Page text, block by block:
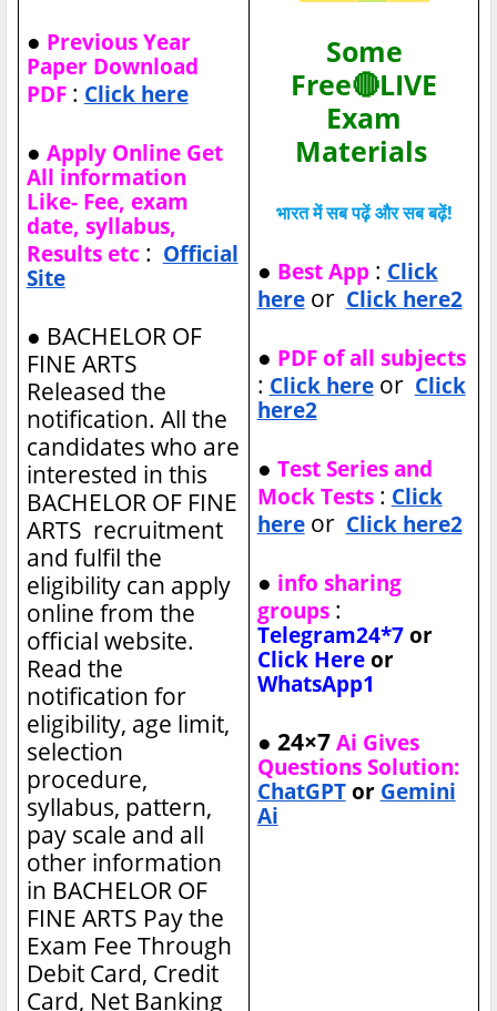
● Previous Year
Paper Download
PDF: Click here
● Apply Online Get
All information
Like- Fee, exam
date, syllabus,
Results etc : Official
Site
● BACHELOR OF
FINE ARTS
Released the
notification. All the
candidates who are
interested in this
BACHELOR OF FINE
ARTS recruitment
and fulfil the
eligibility can apply
online from the
official website.
Read the
notification for
eligibility, age limit,
selection
procedure,
syllabus, pattern,
pay scale and all
other information
in BACHELOR OF
FINE ARTS Pay the
Exam Fee Through
Debit Card, Credit
Card, Net Banking
Some
Free🔴LIVE
Exam
Materials
भारत में सब पढ़ें और सब बढ़ें!
● Best App: Click
hereor Click here2
● PDF of all subjects
: Click hereor Click
here2
● Test Series and
Mock Tests: Click
hereor Click here2
● info sharing
groups:
Telegram24*7 or
Click Here or
WhatsApp1
● 24×7Ai Gives
Questions Solution:
ChatGPT or Gemini
Ai